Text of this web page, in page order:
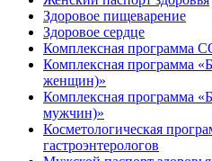
Здоровое пищеварение
Здоровое сердце
Комплексная программа
Комплексная программа
женщин)»
Комплексная программа
мужчин)»
Косметологическая
гастроэнтерологов